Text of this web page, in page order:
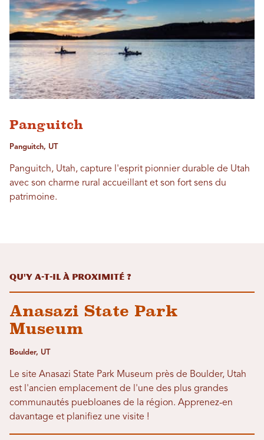
Panguitch
Panguitch, UT
Panguitch, Utah, capture l'esprit pionnier durable de Utah
avec son charme rural accueillant et son fort sens du
patrimoine.
Qu'y a-t-il à proximité ?
Anasazi State Park
Museum
Boulder, UT
Le site Anasazi State Park Museum près de Boulder, Utah
est l'ancien emplacement de l'une des plus grandes
communautés puebloanes de la région. Apprenez-en
davantage et planifiez une visite !